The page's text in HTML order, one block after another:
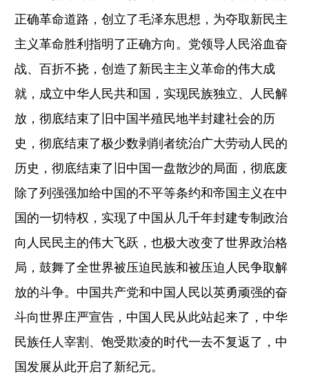
正确革命道路，创立了毛泽东思想，为夺取新民主
主义革命胜利指明了正确方向。党领导人民浴血奋
战、百折不挠，创造了新民主主义革命的伟大成
就，成立中华人民共和国，实现民族独立、人民解
放，彻底结束了旧中国半殖民地半封建社会的历
史，彻底结束了极少数剥削者统治广大劳动人民的
历史，彻底结束了旧中国一盘散沙的局面，彻底废
除了列强强加给中国的不平等条约和帝国主义在中
国的一切特权，实现了中国从几千年封建专制政治
向人民民主的伟大飞跃，也极大改变了世界政治格
局，鼓舞了全世界被压迫民族和被压迫人民争取解
放的斗争。中国共产党和中国人民以英勇顽强的奋
斗向世界庄严宣告，中国人民从此站起来了，中华
民族任人宰割、饱受欺凌的时代一去不复返了，中
国发展从此开启了新纪元。